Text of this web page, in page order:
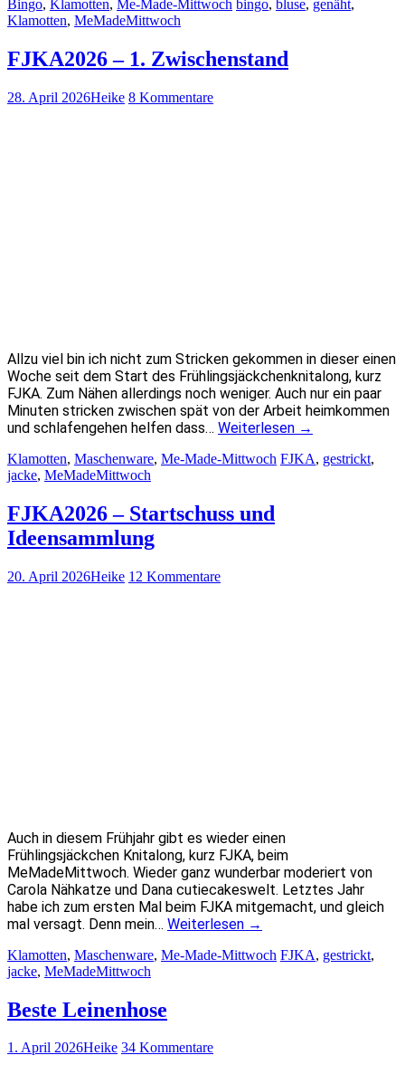
Bingo, Klamotten, Me-Made-Mittwoch bingo, bluse, genäht,
Klamotten, MeMadeMittwoch
FJKA2026 – 1. Zwischenstand
28. April 2026Heike 8 Kommentare
Allzu viel bin ich nicht zum Stricken gekommen in dieser einen
Woche seit dem Start des Frühlingsjäckchenknitalong, kurz
FJKA. Zum Nähen allerdings noch weniger. Auch nur ein paar
Minuten stricken zwischen spät von der Arbeit heimkommen
und schlafengehen helfen dass… Weiterlesen →
Klamotten, Maschenware, Me-Made-Mittwoch FJKA, gestrickt,
jacke, MeMadeMittwoch
FJKA2026 – Startschuss und
Ideensammlung
20. April 2026Heike 12 Kommentare
Auch in diesem Frühjahr gibt es wieder einen
Frühlingsjäckchen Knitalong, kurz FJKA, beim
MeMadeMittwoch. Wieder ganz wunderbar moderiert von
Carola Nähkatze und Dana cutiecakeswelt. Letztes Jahr
habe ich zum ersten Mal beim FJKA mitgemacht, und gleich
mal versagt. Denn mein… Weiterlesen →
Klamotten, Maschenware, Me-Made-Mittwoch FJKA, gestrickt,
jacke, MeMadeMittwoch
Beste Leinenhose
1. April 2026Heike 34 Kommentare